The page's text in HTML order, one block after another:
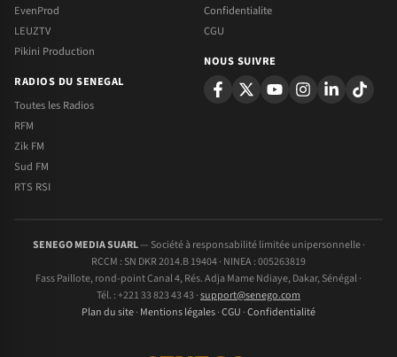
EvenProd
LEUZTV
Pikini Production
RADIOS DU SENEGAL
Toutes les Radios
RFM
Zik FM
Sud FM
RTS RSI
Confidentialite
CGU
NOUS SUIVRE
SENEGO MEDIA SUARL— Société à responsabilité limitée unipersonnelle ·
RCCM : SN DKR 2014.B 19404 · NINEA : 005263819
Fass Paillote, rond-point Canal 4, Rés. Adja Mame Ndiaye, Dakar, Sénégal ·
Tél. : +221 33 823 43 43 ·support@senego.com
Plan du site· Mentions légales·CGU ·Confidentialité